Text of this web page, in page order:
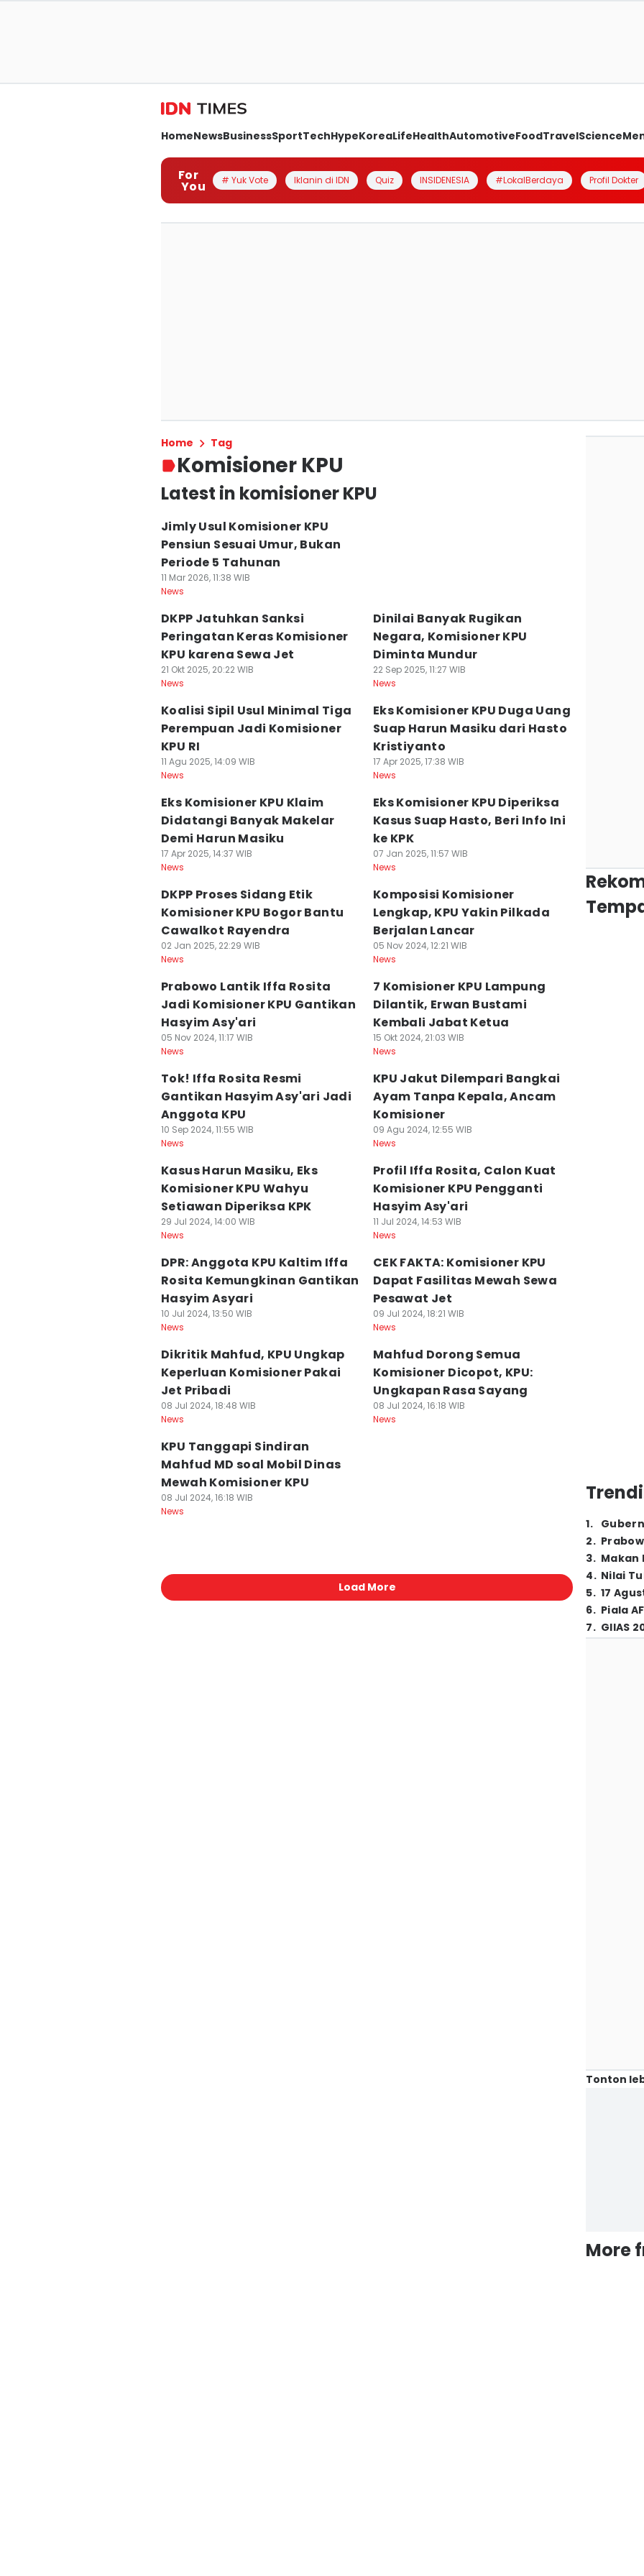
HomeNewsBusinessSportTechHypeKoreaLifeHealthAutomotiveFoodTravelScience
For
You # Yuk Vote Iklanin di IDN Quiz INSIDENESIA #LokalBerdaya Profil Dokter
Home Tag
Komisioner KPU
Latest in komisioner KPU
Jimly Usul Komisioner KPU
Pensiun Sesuai Umur, Bukan
Periode 5 Tahunan
11 Mar 2026, 11:38 WIB
News
DKPP Jatuhkan Sanksi
Peringatan Keras Komisioner
KPU karena Sewa Jet
21 Okt 2025, 20:22 WIB
News
Dinilai Banyak Rugikan
Negara, Komisioner KPU
Diminta Mundur
22 Sep 2025, 11:27 WIB
News
Koalisi Sipil Usul Minimal Tiga
Perempuan Jadi Komisioner
KPU RI
11 Agu 2025, 14:09 WIB
News
Eks Komisioner KPU Duga Uang
Suap Harun Masiku dari Hasto
Kristiyanto
17 Apr 2025, 17:38 WIB
News
Eks Komisioner KPU Klaim
Didatangi Banyak Makelar
Demi Harun Masiku
17 Apr 2025, 14:37 WIB
News
Eks Komisioner KPU Diperiksa
Kasus Suap Hasto, Beri Info Ini
ke KPK
07 Jan 2025, 11:57 WIB
News
DKPP Proses Sidang Etik
Komisioner KPU Bogor Bantu
Cawalkot Rayendra
02 Jan 2025, 22:29 WIB
News
Komposisi Komisioner
Lengkap, KPU Yakin Pilkada
Berjalan Lancar
05 Nov 2024, 12:21 WIB
News
Prabowo Lantik Iffa Rosita
Jadi Komisioner KPU Gantikan
Hasyim Asy'ari
05 Nov 2024, 11:17 WIB
News
7 Komisioner KPU Lampung
Dilantik, Erwan Bustami
Kembali Jabat Ketua
15 Okt 2024, 21:03 WIB
News
Tok! Iffa Rosita Resmi
Gantikan Hasyim Asy'ari Jadi
Anggota KPU
10 Sep 2024, 11:55 WIB
News
KPU Jakut Dilempari Bangkai
Ayam Tanpa Kepala, Ancam
Komisioner
09 Agu 2024, 12:55 WIB
News
Kasus Harun Masiku, Eks
Komisioner KPU Wahyu
Setiawan Diperiksa KPK
29 Jul 2024, 14:00 WIB
News
Profil Iffa Rosita, Calon Kuat
Komisioner KPU Pengganti
Hasyim Asy'ari
11 Jul 2024, 14:53 WIB
News
DPR: Anggota KPU Kaltim Iffa
Rosita Kemungkinan Gantikan
Hasyim Asyari
10 Jul 2024, 13:50 WIB
News
CEK FAKTA: Komisioner KPU
Dapat Fasilitas Mewah Sewa
Pesawat Jet
09 Jul 2024, 18:21 WIB
News
Dikritik Mahfud, KPU Ungkap
Keperluan Komisioner Pakai
Jet Pribadi
08 Jul 2024, 18:48 WIB
News
Mahfud Dorong Semua
Komisioner Dicopot, KPU:
Ungkapan Rasa Sayang
08 Jul 2024, 16:18 WIB
News
KPU Tanggapi Sindiran
Mahfud MD soal Mobil Dinas
Mewah Komisioner KPU
08 Jul 2024, 16:18 WIB
News
Load More
1.
2.
3. Makan
4. Nilai
5. 17
6. Piala
7. GIIAS
Tonton
More